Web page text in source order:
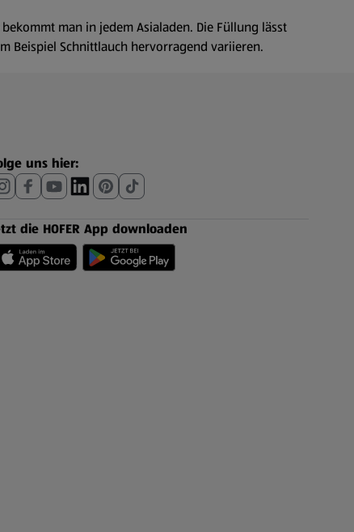
man in jedem Asialaden. Die Füllung lässt
Beispiel Schnittlauch hervorragend variieren.
uns hier:
die HOFER App downloaden